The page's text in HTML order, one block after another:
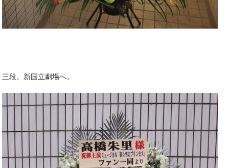
三段。新国立劇場へ。